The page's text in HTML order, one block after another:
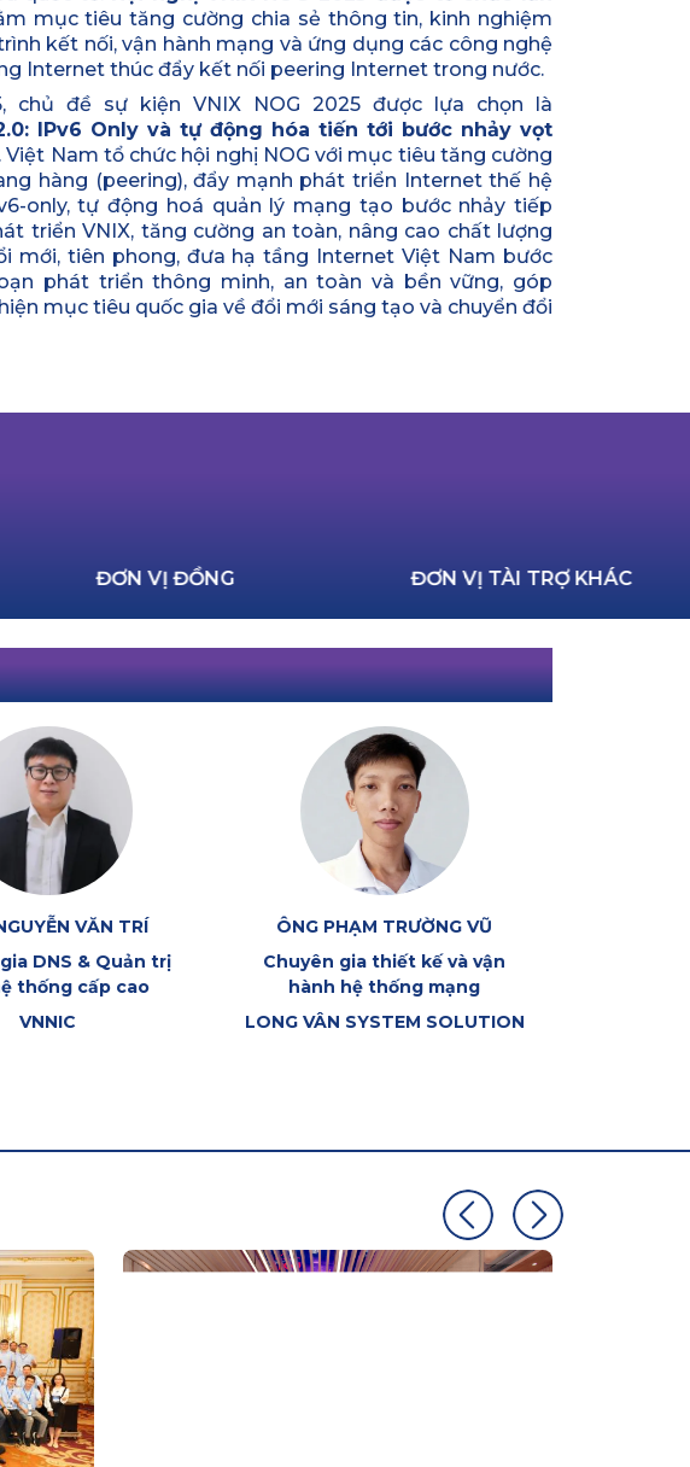
mục tiêu tăng cường chia sẻ thông tin, kinh nghiệm
kết nối, vận hành mạng và ứng dụng các công nghệ
Internet thúc đẩy kết nối peering Internet trong nước.
chủ đề sự kiện VNIX NOG 2025 được lựa chọn là
IPv6 Only và tự động hóa tiến tới bước nhảy vọt
. Việt Nam tổ chức hội nghị NOG với mục tiêu tăng cường
hàng (peering), đẩy mạnh phát triển Internet thế hệ
only, tự động hoá quản lý mạng tạo bước nhảy tiếp
triển VNIX, tăng cường an toàn, nâng cao chất lượng
mới, tiên phong, đưa hạ tầng Internet Việt Nam bước
phát triển thông minh, an toàn và bền vững, góp
mục tiêu quốc gia về đổi mới sáng tạo và chuyển đổi
ĐƠN VỊ ĐỒNG ĐƠN VỊ TÀI TRỢ KHÁC
VĂN TRÍ
DNS & Quản trị
thống cấp cao
VNNIC
ÔNG PHẠM TRƯỜNG VŨ
Chuyên gia thiết kế và vận
hành hệ thống mạng
LONG VÂN SYSTEM SOLUTION